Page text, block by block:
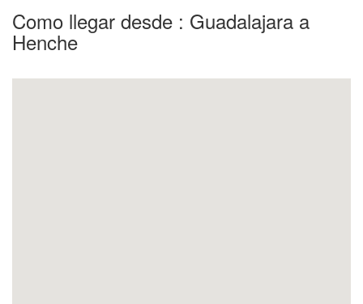
Como llegar desde : Guadalajara a
Henche